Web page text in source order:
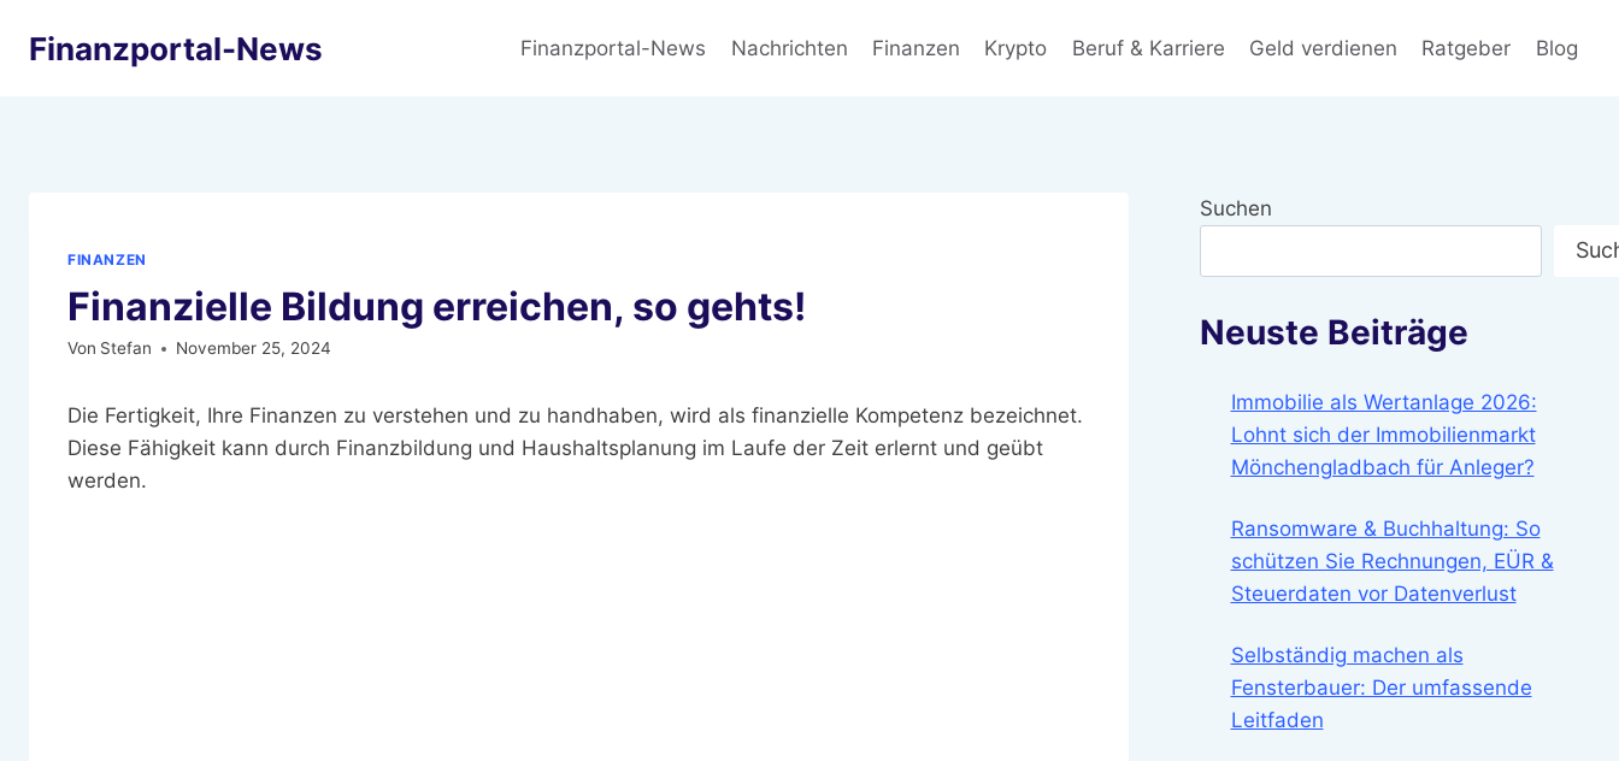
InhaltFinanzportal-News Finanzportal-News Nachrichten Finanzen Krypto Beruf & Karriere Geld verdienen Ratgeber Blog
FINANZEN
Finanzielle Bildung erreichen, so gehts!
Von Stefan November 25, 2024
Die Fertigkeit, Ihre Finanzen zu verstehen und zu handhaben, wird als finanzielle Kompetenz bezeichnet.
Diese Fähigkeit kann durch Finanzbildung und Haushaltsplanung im Laufe der Zeit erlernt und geübt
werden.
Suchen
Neuste Beiträge
Immobilie als Wertanlage 2026:
Lohnt sich der Immobilienmarkt
Mönchengladbach für Anleger?
Ransomware & Buchhaltung: So
schützen Sie Rechnungen, EÜR &
Steuerdaten vor Datenverlust
Selbständig machen als
Fensterbauer: Der umfassende
Leitfaden